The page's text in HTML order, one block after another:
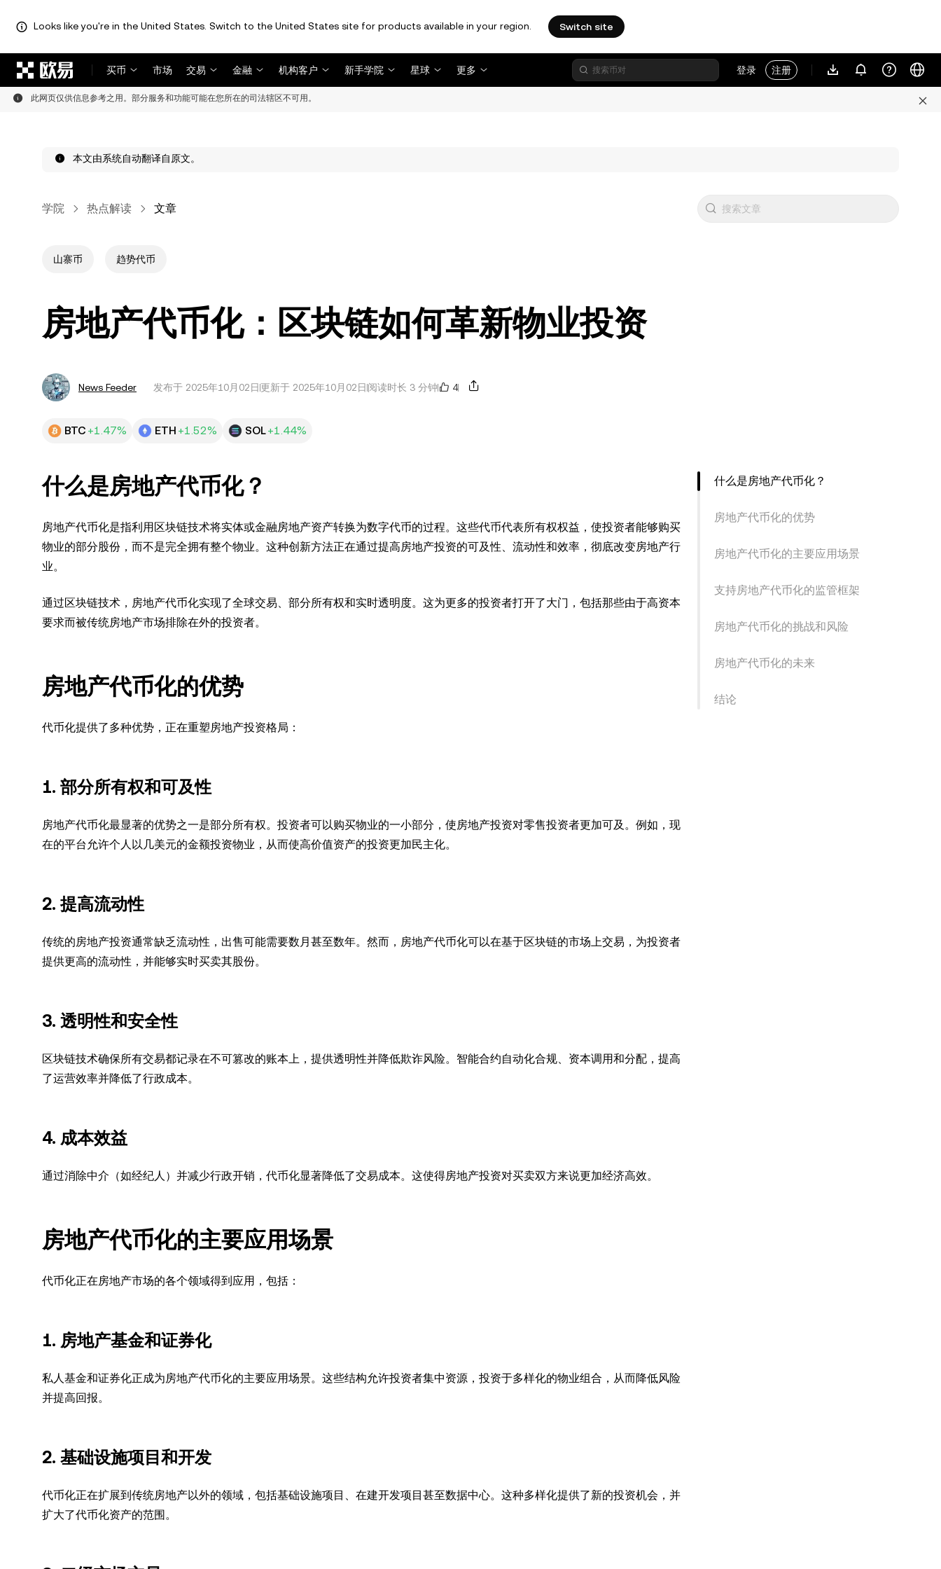
Looks like you're in the United States. Switch to the United States site for products available in your region. Switch site
买币
市场 交易 金融 机构客户 新手学院 星球 更多 登录 注册
此网页仅供信息参考之用。部分服务和功能可能在您所在的司法辖区不可用。
本文由系统自动翻译自原文。
学院 热点解读 文章
山寨币 趋势代币
房地产代币化：区块链如何革新物业投资
News Feeder 发布于 2025年10月02日 更新于 2025年10月02日 阅读时长 3 分钟 4
BTC +1.47% ETH +1.52% SOL+1.44%
什么是房地产代币化？
房地产代币化是指利用区块链技术将实体或金融房地产资产转换为数字代币的过程。这些代币代表所有权权益，使投资者能够购买
物业的部分股份，而不是完全拥有整个物业。这种创新方法正在通过提高房地产投资的可及性、流动性和效率，彻底改变房地产行
业。
通过区块链技术，房地产代币化实现了全球交易、部分所有权和实时透明度。这为更多的投资者打开了大门，包括那些由于高资本
要求而被传统房地产市场排除在外的投资者。
房地产代币化的优势
代币化提供了多种优势，正在重塑房地产投资格局：
1. 部分所有权和可及性
房地产代币化最显著的优势之一是部分所有权。投资者可以购买物业的一小部分，使房地产投资对零售投资者更加可及。例如，现
在的平台允许个人以几美元的金额投资物业，从而使高价值资产的投资更加民主化。
2. 提高流动性
传统的房地产投资通常缺乏流动性，出售可能需要数月甚至数年。然而，房地产代币化可以在基于区块链的市场上交易，为投资者
提供更高的流动性，并能够实时买卖其股份。
3. 透明性和安全性
区块链技术确保所有交易都记录在不可篡改的账本上，提供透明性并降低欺诈风险。智能合约自动化合规、资本调用和分配，提高
了运营效率并降低了行政成本。
4. 成本效益
通过消除中介（如经纪人）并减少行政开销，代币化显著降低了交易成本。这使得房地产投资对买卖双方来说更加经济高效。
房地产代币化的主要应用场景
代币化正在房地产市场的各个领域得到应用，包括：
1. 房地产基金和证券化
私人基金和证券化正成为房地产代币化的主要应用场景。这些结构允许投资者集中资源，投资于多样化的物业组合，从而降低风险
并提高回报。
2. 基础设施项目和开发
代币化正在扩展到传统房地产以外的领域，包括基础设施项目、在建开发项目甚至数据中心。这种多样化提供了新的投资机会，并
扩大了代币化资产的范围。
什么是房地产代币化？
房地产代币化的优势
房地产代币化的主要应用场景
支持房地产代币化的监管框架
房地产代币化的挑战和风险
房地产代币化的未来
结论